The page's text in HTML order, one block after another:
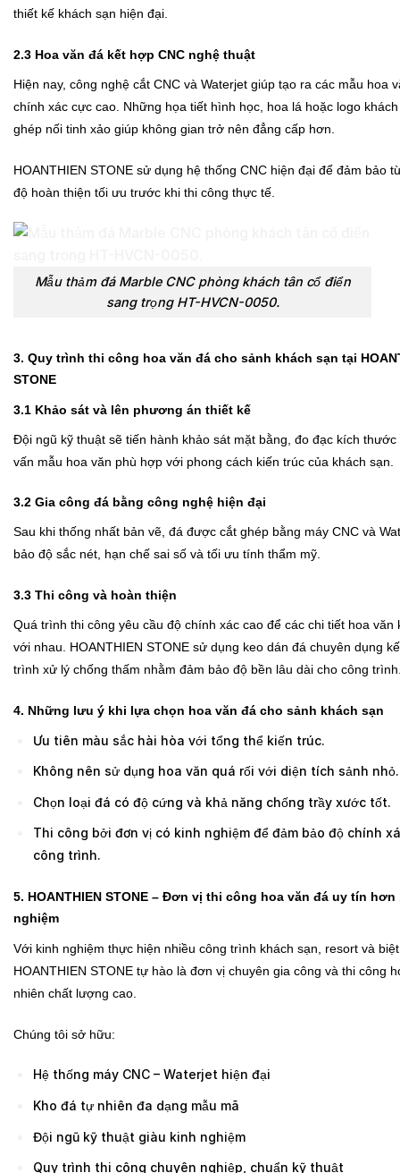
thiết kế khách sạn hiện đại.
2.3 Hoa văn đá kết hợp CNC nghệ thuật
Hiện nay, công nghệ cắt CNC và Waterjet giúp tạo ra các mẫu hoa
chính xác cực cao. Những họa tiết hình học, hoa lá hoặc logo
ghép nối tinh xảo giúp không gian trở nên đẳng cấp hơn.
HOANTHIEN STONE sử dụng hệ thống CNC hiện đại để đảm bảo
độ hoàn thiện tối ưu trước khi thi công thực tế.
Mẫu thảm đá Marble CNC phòng khách tân cổ điển
sang trọng HT-HVCN-0050.
3. Quy trình thi công hoa văn đá cho sảnh khách sạn tại
STONE
3.1 Khảo sát và lên phương án thiết kế
Đội ngũ kỹ thuật sẽ tiến hành khảo sát mặt bằng, đo đạc kích
vấn mẫu hoa văn phù hợp với phong cách kiến trúc của khách sạn.
3.2 Gia công đá bằng công nghệ hiện đại
Sau khi thống nhất bản vẽ, đá được cắt ghép bằng máy CNC và
bảo độ sắc nét, hạn chế sai số và tối ưu tính thẩm mỹ.
3.3 Thi công và hoàn thiện
Quá trình thi công yêu cầu độ chính xác cao để các chi tiết hoa văn
với nhau. HOANTHIEN STONE sử dụng keo dán đá chuyên dụng
trình xử lý chống thấm nhằm đảm bảo độ bền lâu dài cho công
4. Những lưu ý khi lựa chọn hoa văn đá cho sảnh khách sạn
Ưu tiên màu sắc hài hòa với tổng thể kiến trúc.
Không nên sử dụng hoa văn quá rối với diện tích sảnh nhỏ.
Chọn loại đá có độ cứng và khả năng chống trầy xước tốt.
Thi công bởi đơn vị có kinh nghiệm để đảm bảo độ chính
công trình.
5. HOANTHIEN STONE – Đơn vị thi công hoa văn đá uy tín hơn
nghiệm
Với kinh nghiệm thực hiện nhiều công trình khách sạn, resort và
HOANTHIEN STONE tự hào là đơn vị chuyên gia công và thi công
nhiên chất lượng cao.
Chúng tôi sở hữu:
Hệ thống máy CNC – Waterjet hiện đại
Kho đá tự nhiên đa dạng mẫu mã
Đội ngũ kỹ thuật giàu kinh nghiệm
Quy trình thi công chuyên nghiệp, chuẩn kỹ thuật